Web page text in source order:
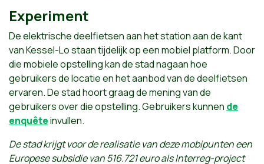
Experiment
De elektrische deelfietsen aan het station aan de kant
van Kessel-Lo staan tijdelijk op een mobiel platform. Door
die mobiele opstelling kan de stad nagaan hoe
gebruikers de locatie en het aanbod van de deelfietsen
ervaren. De stad hoort graag de mening van de
gebruikers over die opstelling. Gebruikers kunnen de
enquêteinvullen.
De stad krijgt voor de realisatie van deze mobipunten een
Europese subsidie van 516.721 euro als Interreg-project